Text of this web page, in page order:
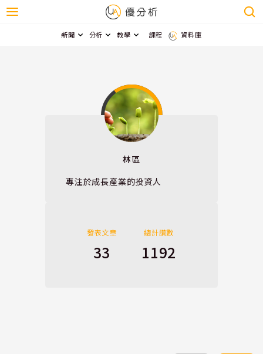
新聞 分析 教學 課程 資料庫
專注於成長產業的投資人
林區
發表文章
33
總計讚數
1192